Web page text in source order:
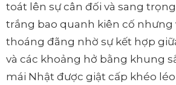
toát lên sự cân đối và sang
trắng bao quanh kiên cố nhưng
thoáng đãng nhờ sự kết hợp
và các khoảng hở bằng khung
mái Nhật được giật cấp khéo